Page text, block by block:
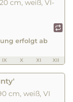
cm, weiß, VI-
erfolgt ab
IX X XI XII
cm, weiß, VI